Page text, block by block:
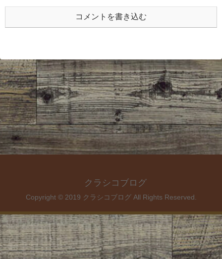
コメントを書き込む
クラシコブログ
Copyright © 2019 クラシコブログ All Rights Reserved.